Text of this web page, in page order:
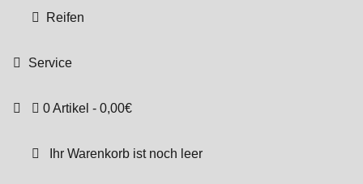
Reifen
Service
0 Artikel 0,00€
Ihr Warenkorb ist noch leer